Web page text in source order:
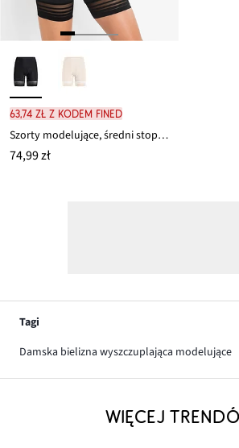
63,74 zł z kodem FINED
Szorty modelujące, średni stopień modelowania sylwetki
74,99 zł
Tagi
Damska bielizna wyszczuplająca modelujące
WIĘCEJ